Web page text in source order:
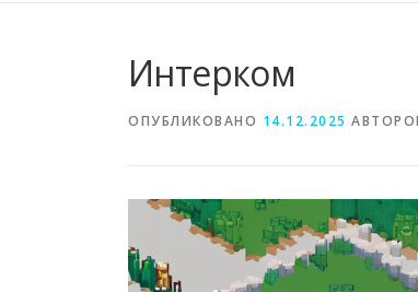
Интерком
ОПУБЛИКОВАНО 14.12.2025